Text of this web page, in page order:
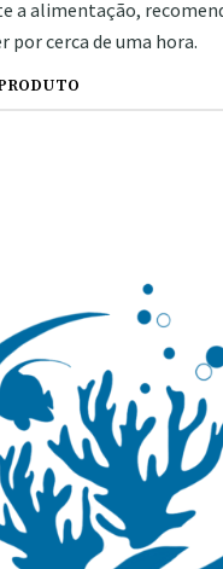
a alimentação,
por cerca de uma hora.